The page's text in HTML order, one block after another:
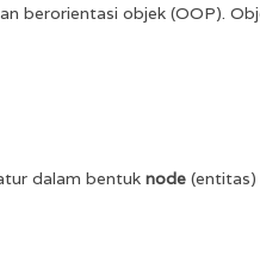
berorientasi objek (OOP).
dalam bentuk node (entitas)